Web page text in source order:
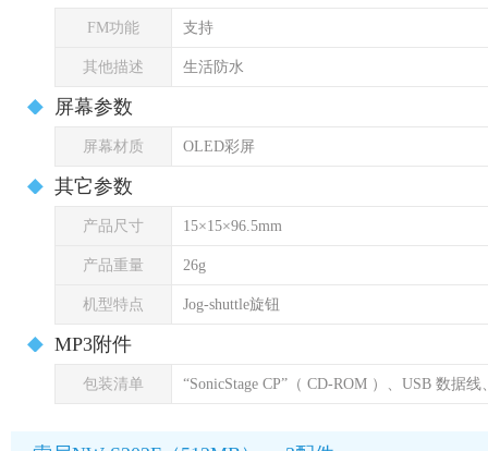
FM功能 支持
其他描述 生活防水
屏幕参数
屏幕材质 OLED彩屏
其它参数
产品尺寸 15×15×96.5mm
产品重量 26g
机型特点 Jog-shuttle旋钮
MP3附件
包装清单 “SonicStage CP”（ CD-ROM ）、USB 数据